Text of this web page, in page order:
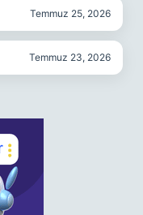
Temmuz 25, 2026
Temmuz 23, 2026